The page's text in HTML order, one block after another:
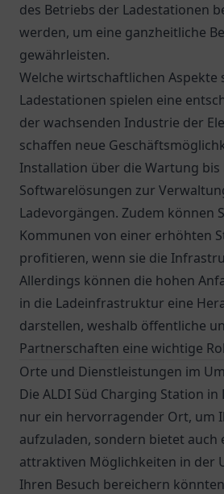
des Betriebs der Ladestationen
werden, um eine ganzheitliche
gewährleisten.
Welche wirtschaftlichen Aspekte
Ladestationen spielen eine
der wachsenden Industrie der
schaffen neue
Installation über die Wartung bis
Softwarelösungen zur
Ladevorgängen. Zudem können
Kommunen von einer erhöhten
profitieren, wenn sie die
Allerdings können die hohen
in die Ladeinfrastruktur eine
darstellen, weshalb öffentliche
Partnerschaften eine wichtige
Orte und Dienstleistungen im
Die ALDI Süd Charging Station
nur ein hervorragender Ort, um
aufzuladen, sondern bietet auch
attraktiven Möglichkeiten in der
Ihren Besuch bereichern